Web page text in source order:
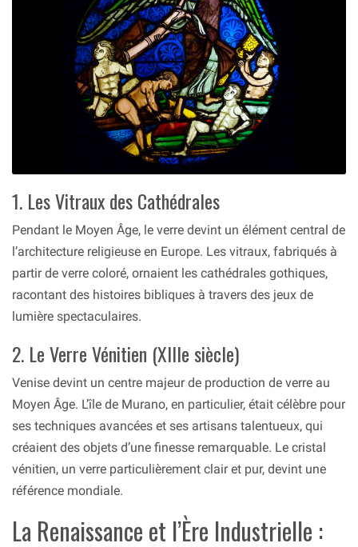
1. Les Vitraux des Cathédrales
Pendant le Moyen Âge, le verre devint un élément central de
l’architecture religieuse en Europe. Les vitraux, fabriqués à
partir de verre coloré, ornaient les cathédrales gothiques,
racontant des histoires bibliques à travers des jeux de
lumière spectaculaires.
2. Le Verre Vénitien (XIIIe siècle)
Venise devint un centre majeur de production de verre au
Moyen Âge. L’île de Murano, en particulier, était célèbre pour
ses techniques avancées et ses artisans talentueux, qui
créaient des objets d’une finesse remarquable. Le cristal
vénitien, un verre particulièrement clair et pur, devint une
référence mondiale.
La Renaissance et l’Ère Industrielle :